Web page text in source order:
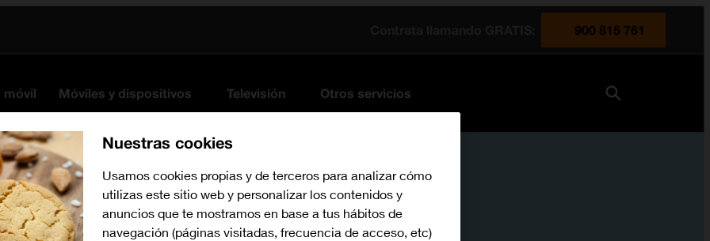
900 815 761
móvil Móviles y dispositivos Televisión Otros servicios
Nuestras cookies
Usamos cookies propias y de terceros para analizar cómo
utilizas este sitio web y personalizar los contenidos y
anuncios que te mostramos en base a tus hábitos de
navegación (páginas visitadas, frecuencia de acceso, etc)